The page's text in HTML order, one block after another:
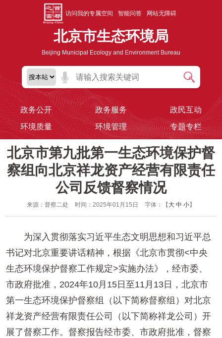
访问我的专属空间 智能问答 网站无障碍
北京市生态环境局
Beijing Municipal Ecology and Environment Bureau
政务公开 政务服务
政民互动
环境质量
环境管理 专题专栏
北京市第九批第一生态环境保护督
察组向北京祥龙资产经营有限责任
公司反馈督察情况
来源：督察二处 时间：2025年01月15日 字体：【 大 中 小】
为深入贯彻落实习近平生态文明思想和习近平总
书记对北京重要讲话精神，根据《北京市贯彻<中央
生态环境保护督察工作规定>实施办法》，经市委、
市政府批准，2024年10月15日至11月13日，北京市
第一生态环境保护督察组（以下简称督察组）对北京
祥龙资产经营有限责任公司（以下简称祥龙公司）开
展了督察工作。督察报告经市委、市政府批准，督察